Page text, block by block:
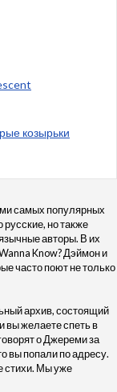
козырьки
самых популярных
но также
авторы. В их
Know? Дэймон и
часто поют не только
архив, состоящий
вы желаете спеть в
о Джереми за
вы попали по адресу.
стихи. Мы уже